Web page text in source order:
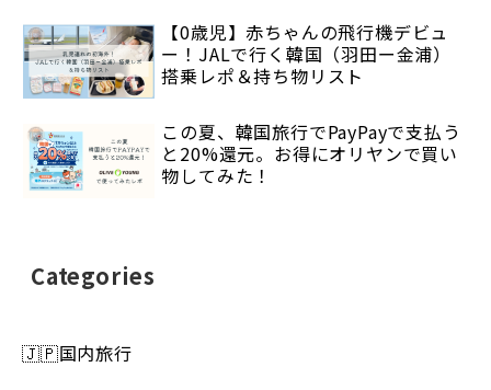
【0歳児】赤ちゃんの飛行機デビュ
ー！JALで行く韓国（羽田ー金浦）
搭乗レポ＆持ち物リスト
この夏、韓国旅行でPayPayで支払う
と20%還元。お得にオリヤンで買い
物してみた！
Categories
🇯🇵国内旅行